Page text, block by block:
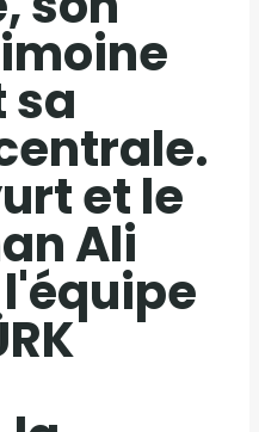
sa
et le
Ali